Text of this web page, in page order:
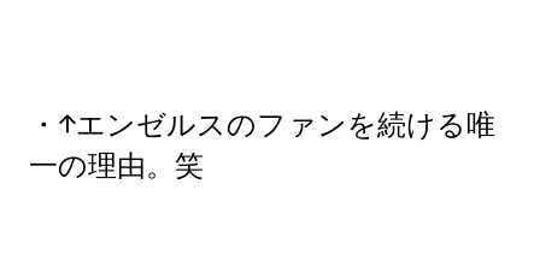
・↑エンゼルスのファンを続ける唯
一の理由。笑